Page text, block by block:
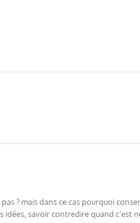
? mais dans ce cas pourquoi
savoir contredire quand c’est